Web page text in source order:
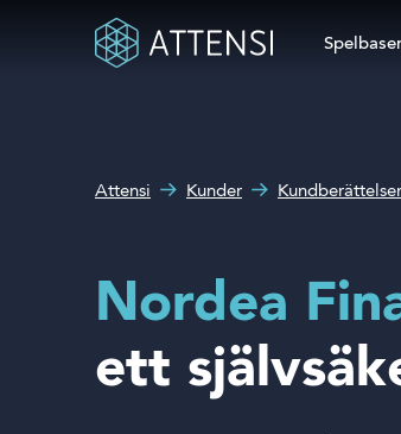
Våra kunder
Lösningar och
Attensi Kunder Kundberättelser
Nordea
ett